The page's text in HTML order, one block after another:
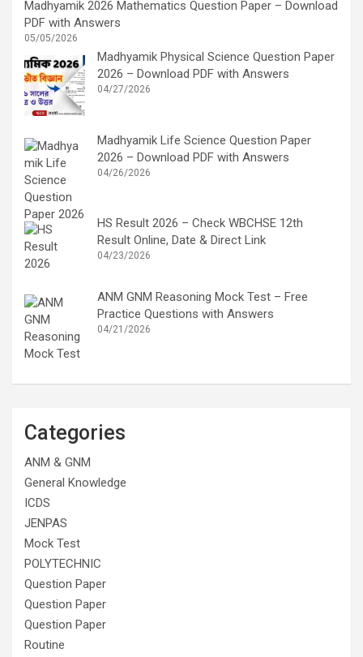
Madhyamik 2026 Mathematics Question Paper – Download
PDF with Answers
05/05/2026
Madhyamik Physical Science Question Paper
2026 – Download PDF with Answers
04/27/2026
Madhyamik Life Science Question Paper
2026 – Download PDF with Answers
04/26/2026
HS Result 2026 – Check WBCHSE 12th
Result Online, Date & Direct Link
04/23/2026
ANM GNM Reasoning Mock Test – Free
Practice Questions with Answers
04/21/2026
Categories
ANM & GNM
General Knowledge
ICDS
JENPAS
Mock Test
POLYTECHNIC
Question Paper
Question Paper
Question Paper
Routine